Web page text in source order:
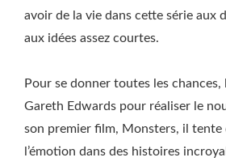
avoir de la vie dans cette série aux
aux idées assez courtes.
Pour se donner toutes les
Gareth Edwards pour réaliser le
son premier film, Monsters, il tente
l’émotion dans des histoires